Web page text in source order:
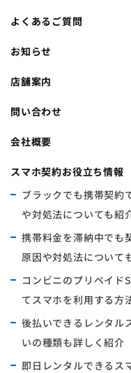
よくあるご質問
お知らせ
店舗案内
問い合わせ
会社概要
スマホ契約お役立ち情報
ブラックでも携帯契約
や対処法についても紹
携帯料金を滞納中でも
原因や対処法について
コンビニのプリペイド
てスマホを利用する方
後払いできるレンタル
いの種類も詳しく紹介
即日レンタルできるス